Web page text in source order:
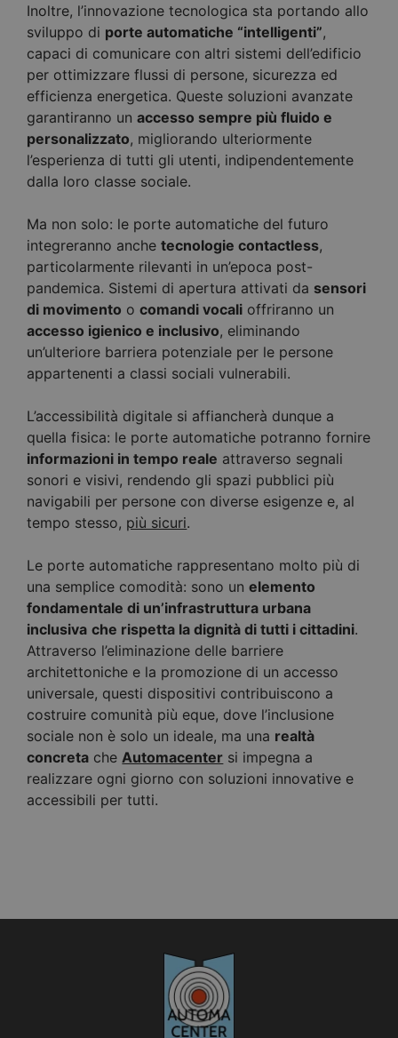
Inoltre, l’innovazione tecnologica sta portando allo
sviluppo di porte automatiche “intelligenti”,
capaci di comunicare con altri sistemi dell’edificio
per ottimizzare flussi di persone, sicurezza ed
efficienza energetica. Queste soluzioni avanzate
garantiranno unaccesso sempre più fluido e
personalizzato, migliorando ulteriormente
l’esperienza di tutti gli utenti, indipendentemente
dalla loro classe sociale.
Ma non solo: le porte automatiche del futuro
integreranno anchetecnologie contactless,
particolarmente rilevanti in un’epoca post-
pandemica. Sistemi di apertura attivati da sensori
di movimento ocomandi vocali offriranno un
accesso igienico e inclusivo, eliminando
un’ulteriore barriera potenziale per le persone
appartenenti a classi sociali vulnerabili.
L’accessibilità digitale si affiancherà dunque a
quella fisica: le porte automatiche potranno fornire
informazioni in tempo reale attraverso segnali
sonori e visivi, rendendo gli spazi pubblici più
navigabili per persone con diverse esigenze e, al
tempo stesso, più sicuri.
Le porte automatiche rappresentano molto più di
una semplice comodità: sono unelemento
fondamentale di un’infrastruttura urbana
inclusiva che rispetta la dignità di tutti i cittadini.
Attraverso l’eliminazione delle barriere
architettoniche e la promozione di un accesso
universale, questi dispositivi contribuiscono a
costruire comunità più eque, dove l’inclusione
sociale non è solo un ideale, ma una realtà
concreta che Automacenter si impegna a
realizzare ogni giorno con soluzioni innovative e
accessibili per tutti.